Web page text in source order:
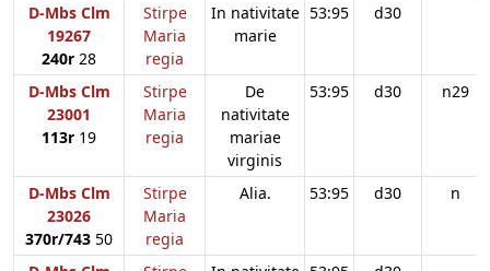
D-Mbs Clm
19267
240r 28
Stirpe
Maria
regia
In nativitate
marie
53:95 d30
D-Mbs Clm
23001
113r 19
Stirpe
Maria
regia
De
nativitate
mariae
virginis
53:95 d30 n29
D-Mbs Clm
23026
370r/743 50
Stirpe
Maria
regia
Alia. 53:95 d30 n